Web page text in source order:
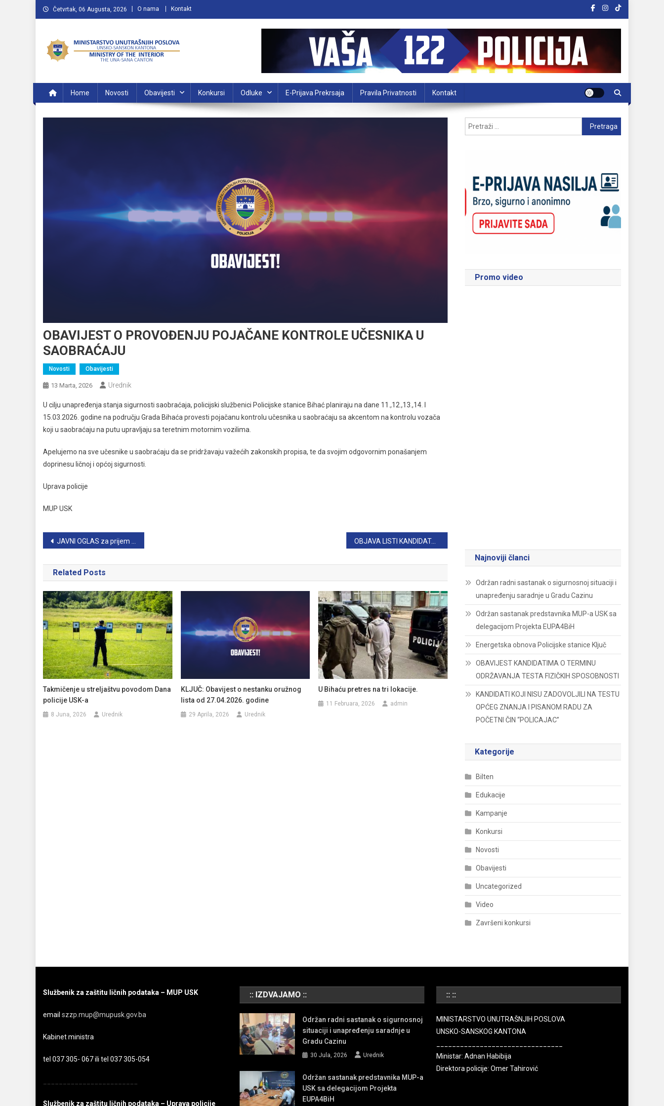
Preskočite
na
Četvrtak, 06 Augusta, 2026 O nama Kontakt
Home Novosti Obavijesti Konkursi Odluke E-Prijava Prekrsaja Pravila Privatnosti Kontakt
OBAVIJEST O PROVOĐENJU POJAČANE KONTROLE UČESNIKA U
SAOBRAĆAJU
Novosti Obavijesti
13 Marta, 2026 Urednik
U cilju unapređenja stanja sigurnosti saobraćaja, policijski službenici Policijske stanice Bihać planiraju na dane 11.,12.,13.,14. I
15.03.2026. godine na području Grada Bihaća provesti pojačanu kontrolu učesnika u saobraćaju sa akcentom na kontrolu vozača
koji u saobraćaju na putu upravljaju sa teretnim motornim vozilima.
Apelujemo na sve učesnike u saobraćaju da se pridržavaju važećih zakonskih propisa, te da svojim odgovornim ponašanjem
doprinesu ličnoj i općoj sigurnosti.
Uprava policije
MUP USK
Navigacija
članaka
JAVNI OGLAS za prijem namještenika na neodređeno vrijeme u Ministarstvo unutrašnjih poslova USK OBJAVA LISTI KANDIDATA ZA POČETNE ČINOVE POLICAJAC I MLAĐI INSPEKTOR
Related Posts
Takmičenje u streljaštvu povodom Dana
policije USK-a
8 Juna, 2026 Urednik
KLJUČ: Obavijest o nestanku oružnog
lista od 27.04.2026. godine
29 Aprila, 2026 Urednik
U Bihaću pretres na tri lokacije.
11 Februara, 2026 admin
Pretraga:
Promo video
Najnoviji članci
Održan radni sastanak o sigurnosnoj situaciji i
unapređenju saradnje u Gradu Cazinu
Održan sastanak predstavnika MUP-a USK sa
delegacijom Projekta EUPA4BiH
Energetska obnova Policijske stanice Ključ
OBAVIJEST KANDIDATIMA O TERMINU
ODRŽAVANJA TESTA FIZIČKIH SPOSOBNOSTI
KANDIDATI KOJI NISU ZADOVOLJILI NA TESTU
OPĆEG ZNANJA I PISANOM RADU ZA
POČETNI ČIN “POLICAJAC”
Kategorije
Bilten
Edukacije
Kampanje
Konkursi
Novosti
Obavijesti
Uncategorized
Video
Završeni konkursi
Službenik za zaštitu ličnih podataka – MUP USK
emailszzp.mup@mupusk.gov.ba
Kabinet ministra
tel 037 305- 067 ili tel 037 305-054
Službenik za zaštitu ličnih podataka – Uprava policije
:: IZDVAJAMO ::
Održan radni sastanak o sigurnosnoj
situaciji i unapređenju saradnje u
Gradu Cazinu
30 Jula, 2026 Urednik
Održan sastanak predstavnika MUP-a
USK sa delegacijom Projekta
EUPA4BiH
:: ::
MINISTARSTVO UNUTRAŠNJIH POSLOVA
UNSKO-SANSKOG KANTONA
Ministar: Adnan Habibija
Direktora policije: Omer Tahirović